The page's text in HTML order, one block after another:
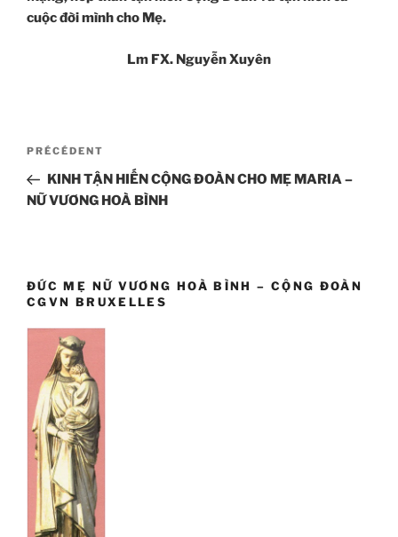
cuộc đời mình cho Mẹ.
Lm FX. Nguyễn Xuyên
Navigation
l’article
Article
précédent
PRÉCÉDENT
KINH TẬN HIẾN CỘNG ĐOÀN CHO MẸ MARIA –
NỮ VƯƠNG HOÀ BÌNH
ĐỨC MẸ NỮ VƯƠNG HOÀ BÌNH – CỘNG ĐOÀN
CGVN BRUXELLES